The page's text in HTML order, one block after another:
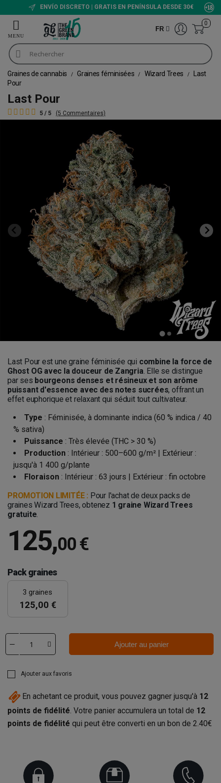
ENVÍO DISCRETO | GRATIS EN PENÍNSULA DESDE 30€
FR
0
Graines de cannabis Graines féminisées Wizard Trees
Last
Pour
Last Pour
5 / 5 (5 Commentaires)
Last Pour est une graine féminisée qui combine la force de
Ghost OG avec la douceur de Zangria. Elle se distingue
par ses bourgeons denses et résineux et son arôme
puissant d'essence avec des notes sucrées, offrant un
effet euphorique et relaxant qui séduit tout cultivateur.
Type : Féminisée, à dominante indica (60 % indica / 40
% sativa)
Puissance : Très élevée (THC > 30 %)
Production : Intérieur : 500–600 g/m² | Extérieur :
jusqu'à 1 400 g/plante
Floraison : Intérieur : 63 jours | Extérieur : fin octobre
PROMOTION LIMITÉE : Pour l'achat de deux packs de
graines Wizard Trees, obtenez 1 graine Wizard Trees
gratuite.
125,00 €
Pack graines
3 graines
125,00 €
Ajouter au panier
Ajouter aux favoris
En achetant ce produit, vous pouvez gagner jusqu'à 12
points de fidélité. Votre panier accumulera un total de 12
points de fidélité qui peut être converti en un bon de 2.40€